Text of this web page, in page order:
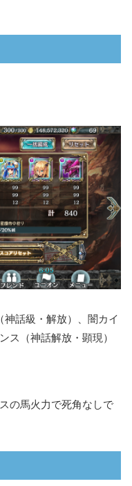
話級・解放）、闇カイ
ス（神話解放・顕現）
の馬火力で死角なしで